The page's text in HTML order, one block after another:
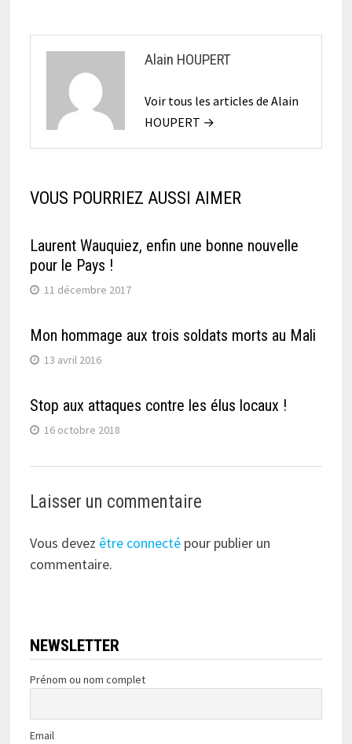
Alain HOUPERT
Voir tous les articles de Alain
HOUPERT →
VOUS POURRIEZ AUSSI AIMER
Laurent Wauquiez, enfin une bonne nouvelle
pour le Pays !
11 décembre 2017
Mon hommage aux trois soldats morts au Mali
13 avril 2016
Stop aux attaques contre les élus locaux !
16 octobre 2018
Laisser un commentaire
Vous devez être connectépour publier un
commentaire.
NEWSLETTER
Prénom ou nom complet
Email